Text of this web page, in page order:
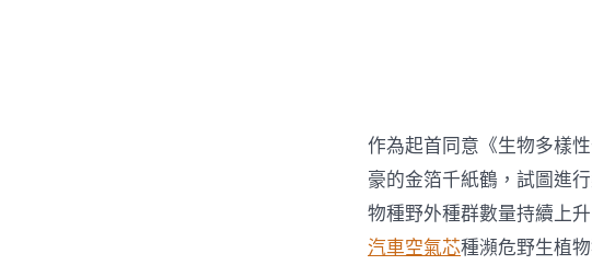
作為起首同意《生物多樣
豪的金箔千紙鶴，試圖進
物種野外種群數量持續上
汽車空氣芯種瀕危野生植